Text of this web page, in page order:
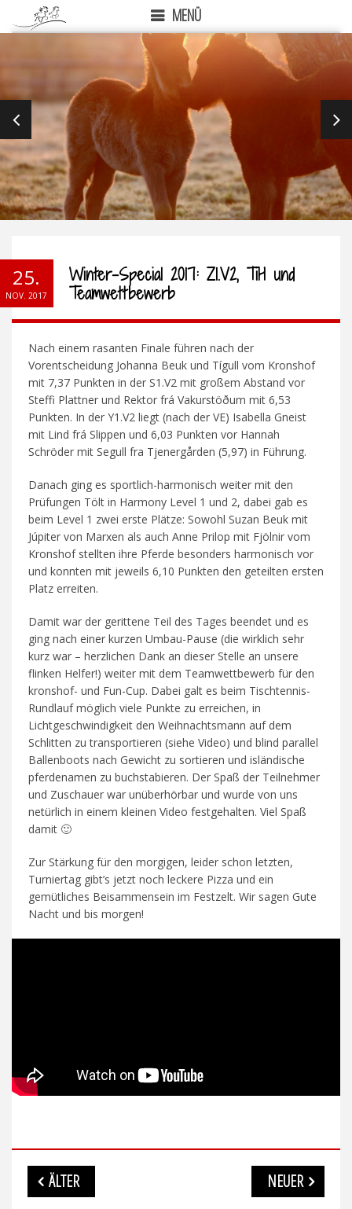
MENÜ
PREVIOUS
25.
NOV. 2017
Winter-Special 2017: Z1.V2, TiH und
Teamwettbewerb
Nach einem rasanten Finale führen nach der
Vorentscheidung Johanna Beuk und Tígull vom Kronshof
mit 7,37 Punkten in der S1.V2 mit großem Abstand vor
Steffi Plattner und Rektor frá Vakurstöðum mit 6,53
Punkten. In der Y1.V2 liegt (nach der VE) Isabella Gneist
mit Lind frá Slippen und 6,03 Punkten vor Hannah
Schröder mit Segull fra Tjenergården (5,97) in Führung.
Danach ging es sportlich-harmonisch weiter mit den
Prüfungen Tölt in Harmony Level 1 und 2, dabei gab es
beim Level 1 zwei erste Plätze: Sowohl Suzan Beuk mit
Júpiter von Marxen als auch Anne Prilop mit Fjölnir vom
Kronshof stellten ihre Pferde besonders harmonisch vor
und konnten mit jeweils 6,10 Punkten den geteilten ersten
Platz erreiten.
Damit war der gerittene Teil des Tages beendet und es
ging nach einer kurzen Umbau-Pause (die wirklich sehr
kurz war – herzlichen Dank an dieser Stelle an unsere
flinken Helfer!) weiter mit dem Teamwettbewerb für den
kronshof- und Fun-Cup. Dabei galt es beim Tischtennis-
Rundlauf möglich viele Punkte zu erreichen, in
Lichtgeschwindigkeit den Weihnachtsmann auf dem
Schlitten zu transportieren (siehe Video) und blind parallel
Ballenboots nach Gewicht zu sortieren und isländische
pferdenamen zu buchstabieren. Der Spaß der Teilnehmer
und Zuschauer war unüberhörbar und wurde von uns
netürlich in einem kleinen Video festgehalten. Viel Spaß
damit 🙂
Zur Stärkung für den morgigen, leider schon letzten,
Turniertag gibt’s jetzt noch leckere Pizza und ein
gemütliches Beisammensein im Festzelt. Wir sagen Gute
Nacht und bis morgen!
Beitragsnavigation
ÄLTER NEUER